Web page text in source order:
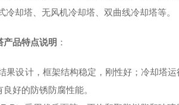
冷却塔、无风机冷却塔、双曲线冷却塔等。
产品特点说明 ：
果设计，框架结构稳定，刚性好；冷却塔
好的防锈防腐性能。